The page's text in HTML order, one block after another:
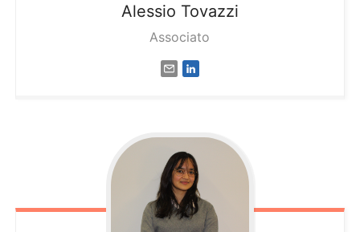
Alessio Tovazzi
Associato